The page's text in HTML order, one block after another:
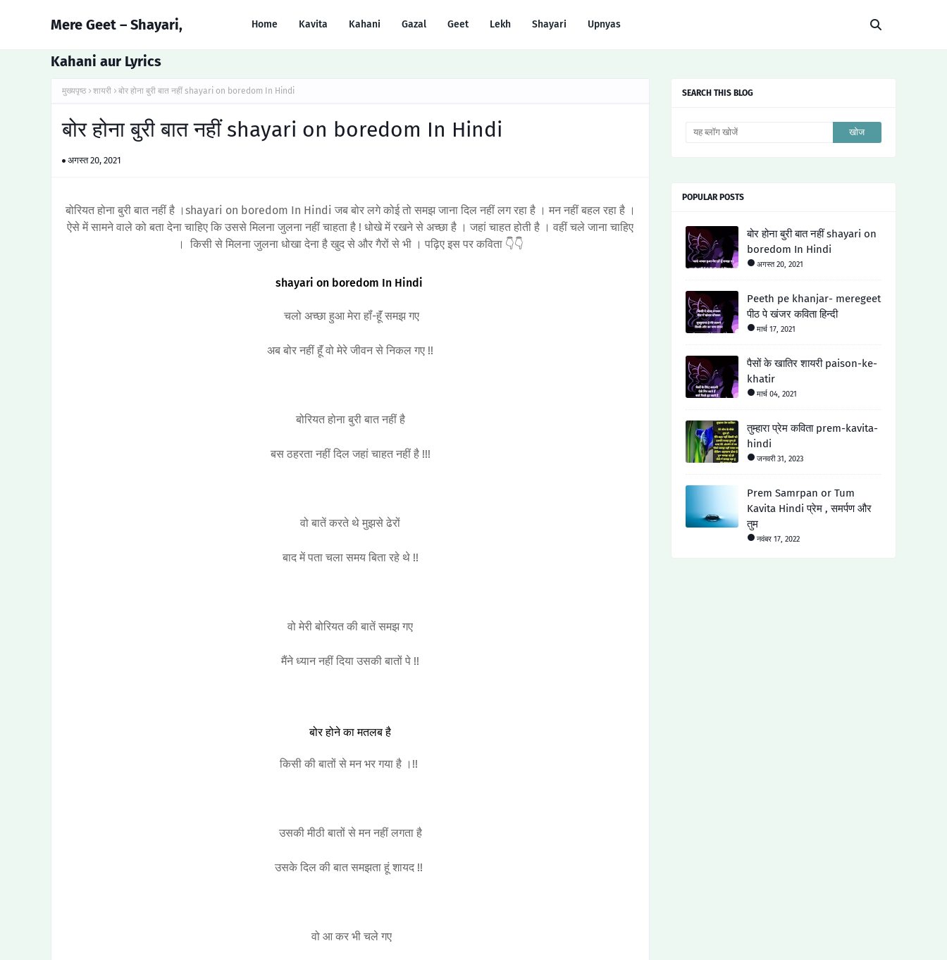
Mere Geet – Shayari,
Kahani aur Lyrics
Home Kavita Kahani Gazal Geet Lekh Shayari Upnyas
मुख्यपृष्ठ शायरी बोर होना बुरी बात नहीं shayari on boredom In Hindi
बोर होना बुरी बात नहीं shayari on boredom In Hindi
अगस्त 20, 2021
बोरियत होना बुरी बात नहीं है ।shayari on boredom In Hindi जब बोर लगे कोई तो समझ जाना दिल नहीं लग रहा है । मन नहीं बहल रहा है ।
ऐसे में सामने वाले को बता देना चाहिए कि उससे मिलना जुलना नहीं चाहता है ! धोखे में रखने से अच्छा है । जहां चाहत होती है । वहीं चले जाना चाहिए
। किसी से मिलना जुलना धोखा देना है खुद से और गैरों से भी । पढ़िए इस पर कविता 👇👇
shayari on boredom In Hindi
चलो अच्छा हुआ मेरा हॉं-हूॅं समझ गए
अब बोर नहीं हूॅं वो मेरे जीवन से निकल गए !!
बोरियत होना बुरी बात नहीं है
बस ठहरता नहीं दिल जहां चाहत नहीं है !!!
वो बातें करते थे मुझसे ढेरों
बाद में पता चला समय बिता रहे थे !!
वो मेरी बोरियत की बातें समझ गए
मैंने ध्यान नहीं दिया उसकी बातों पे !!
बोर होने का मतलब है
किसी की बातों से मन भर गया है ।!!
उसकी मीठी बातों से मन नहीं लगता है
उसके दिल की बात समझता हूं शायद !!
वो आ कर भी चले गए
SEARCH THIS BLOG
POPULAR POSTS
बोर होना बुरी बात नहीं shayari on
boredom In Hindi
अगस्त 20, 2021
Peeth pe khanjar- meregeet
पीठ पे खंजर कविता हिन्दी
मार्च 17, 2021
पैसों के खातिर शायरी paison-ke-
khatir
मार्च 04, 2021
तुम्हारा प्रेम कविता prem-kavita-
hindi
जनवरी 31, 2023
Prem Samrpan or Tum
Kavita Hindi प्रेम , समर्पण और
तुम
नवंबर 17, 2022